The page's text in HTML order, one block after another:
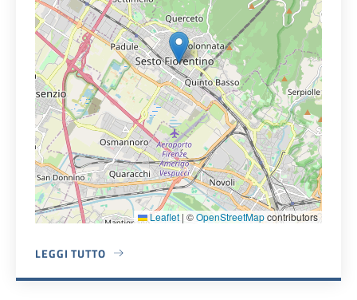
Leaflet | ©OpenStreetMapcontributors
LEGGI TUTTO
A PROPOSITO DI PALAZZO COMUNALE